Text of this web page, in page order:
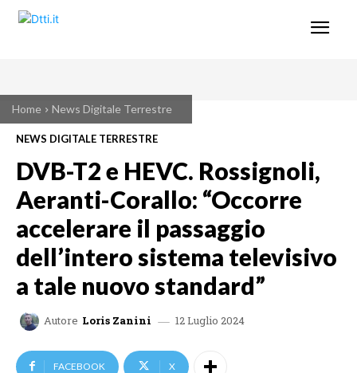
Home News Digitale Terrestre
NEWS DIGITALE TERRESTRE
DVB-T2 e HEVC. Rossignoli,
Aeranti-Corallo: “Occorre
accelerare il passaggio
dell’intero sistema televisivo
a tale nuovo standard”
Autore Loris Zanini 12 Luglio 2024
FACEBOOK X